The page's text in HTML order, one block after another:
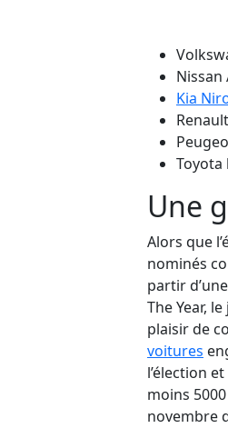
Nissan
Kia
Toyota
Une
Alors que
nominés
partir
TheYear, le
plaisir de
voitures
l’élection
moins
novembre